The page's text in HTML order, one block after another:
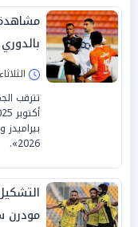
مشاهدة
الثلاثاء 21/أكتوبر/2025 - 05:41 م
2026».
مودرن